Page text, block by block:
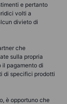
e pertanto
volti a
divieto di
che
sulla propria
pagamento di
di specifici prodotti
è opportuno che